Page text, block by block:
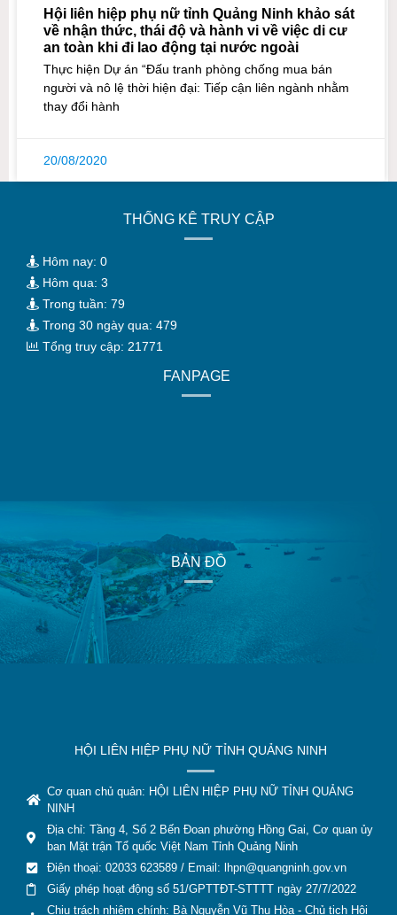
Hội liên hiệp phụ nữ tỉnh Quảng Ninh khảo sát
về nhận thức, thái độ và hành vi về việc di cư
an toàn khi đi lao động tại nước ngoài
Thực hiện Dự án “Đấu tranh phòng chống mua bán
người và nô lệ thời hiện đại: Tiếp cận liên ngành nhằm
thay đổi hành
20/08/2020
THỐNG KÊ TRUY CẬP
Hôm nay: 0
Hôm qua: 3
Trong tuần: 79
Trong 30 ngày qua: 479
Tổng truy cập: 21771
FANPAGE
BẢN ĐỒ
HỘI LIÊN HIỆP PHỤ NỮ TỈNH QUẢNG NINH
Cơ quan chủ quản: HỘI LIÊN HIỆP PHỤ NỮ TỈNH QUẢNG
NINH
Địa chỉ: Tầng 4, Số 2 Bến Đoan phường Hồng Gai, Cơ quan ủy
ban Mặt trận Tổ quốc Việt Nam Tỉnh Quảng Ninh
Điện thoại: 02033 623589 / Email:
lhpn@quangninh.gov.vn
Giấy phép hoạt động số 51/GPTTĐT-STTTT ngày 27/7/2022
Chịu trách nhiệm chính: Bà Nguyễn Vũ Thu Hòa - Chủ tịch Hội